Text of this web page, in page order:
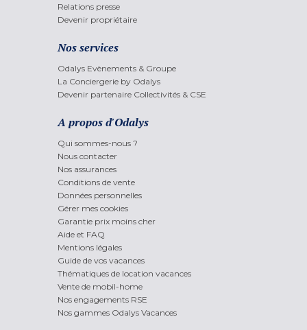
Relations presse
Devenir propriétaire
Nos services
Odalys Evènements & Groupe
La Conciergerie by Odalys
Devenir partenaire Collectivités & CSE
A propos d'Odalys
Qui sommes-nous ?
Nous contacter
Nos assurances
Conditions de vente
Données personnelles
Gérer mes cookies
Garantie prix moins cher
Aide et FAQ
Mentions légales
Guide de vos vacances
Thématiques de location vacances
Vente de mobil-home
Nos engagements RSE
Nos gammes Odalys Vacances